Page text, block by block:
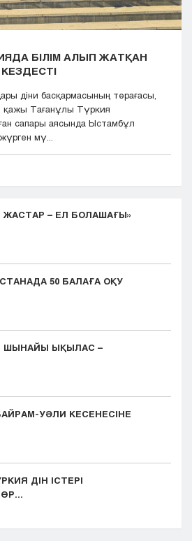
БІЛІМ АЛЫП ЖАТҚАН
діни басқармасының төрағасы,
Тағанұлы Түркия
сапары аясында Ыстамбұл
мү...
ЖАСТАР – ЕЛ БОЛАШАҒЫ»
50 БАЛАҒА ОҚУ
ШЫНАЙЫ ЫҚЫЛАС –
УӘЛИ КЕСЕНЕСІНЕ
ДІН ІСТЕРІ